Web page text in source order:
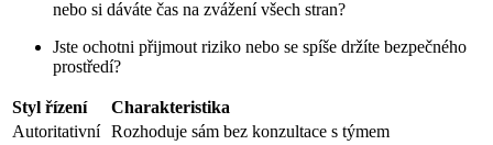
nebo si dáváte čas na zvážení všech stran?
Jste ochotni přijmout riziko nebo se spíše držíte bezpečného
prostředí?
Styl řízení
Charakteristika
Autoritativní Rozhoduje sám bez konzultace s týmem